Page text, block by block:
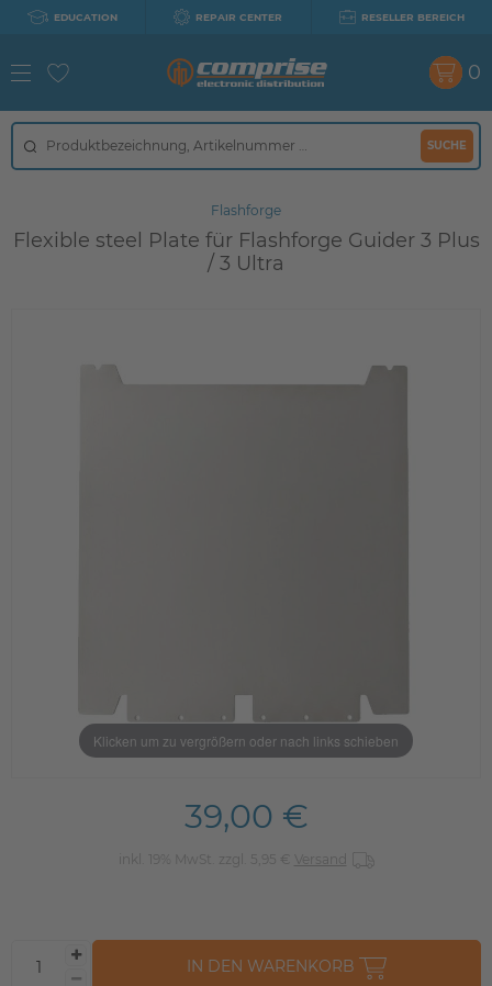
EDUCATION REPAIR CENTER RESELLER BEREICH
SUCHE
0
Flashforge
Flexible steel Plate für Flashforge Guider 3 Plus
/ 3 Ultra
Klicken um zu vergrößern oder nach links schieben
39,00 €
inkl. 19% MwSt. zzgl. 5,95 € Versand
IN DEN WARENKORB